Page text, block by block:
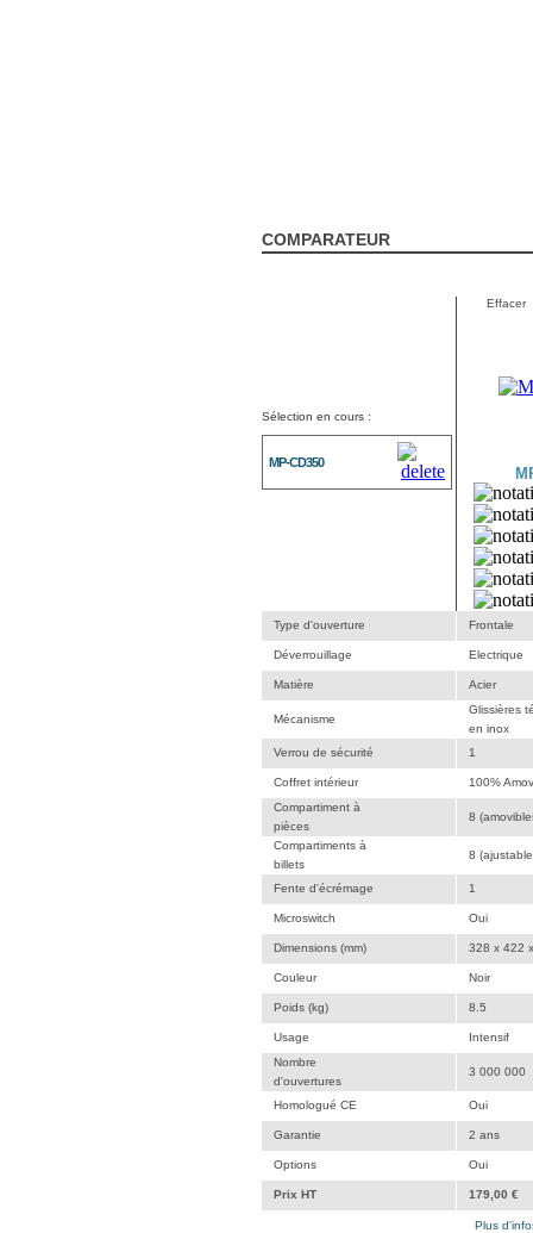
COMPARATEUR
Sélection en cours :
MP-CD350
Effacer
Type d'ouverture Frontale
Déverrouillage Electrique
Matière Acier
Mécanisme
Glissières
en inox
Verrou de sécurité
1
Coffret intérieur
100%
Compartiment à
pièces
8
Compartiments à
billets
8
Fente d'écrémage 1
Microswitch Oui
Dimensions (mm) 328 x 422
Couleur Noir
Poids (kg) 8.5
Usage
Intensif
Nombre
d'ouvertures
3 000 000
Homologué CE Oui
Garantie 2 ans
Options Oui
Prix HT 179,00 €
Plus